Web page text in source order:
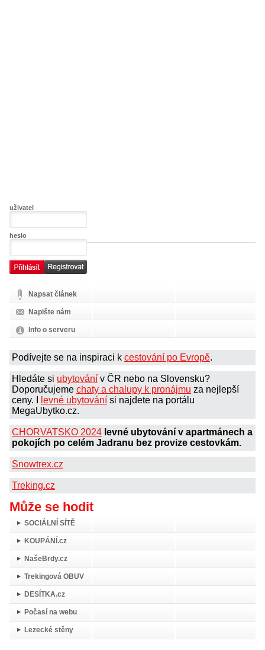
uživatel
heslo
Napsat článek
Napište nám
Info o serveru
Podívejte se na inspiraci k cestování po Evropě.
Hledáte si ubytování v ČR nebo na Slovensku?
Doporučujeme chaty a chalupy k pronájmu za nejlepší
ceny. I
levné ubytování si najdete na portálu
MegaUbytko.cz.
CHORVATSKO 2024 levné ubytování v apartmánech a
pokojích po celém Jadranu bez provize cestovkám.
Snowtrex.cz
Treking.cz
Může se hodit
SOCIÁLNÍ SÍTĚ
KOUPÁNÍ.cz
NašeBrdy.cz
Trekingová OBUV
DESÍTKA.cz
Počasí na webu
Lezecké stěny